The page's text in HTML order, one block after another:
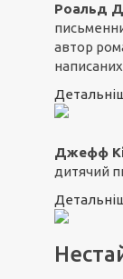
Роальд
автор
Джефф
дитячий